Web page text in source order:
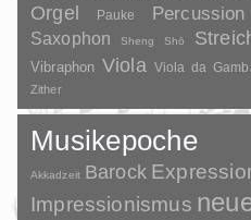
Orgel Pauke Percussion
Saxophon Sheng Shō
Vibraphon Viola Viola da
Zither
Musikepoche
Akkadzeit Barock
Impressionismus